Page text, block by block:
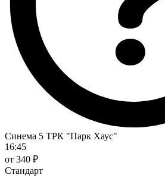
Синема 5 ТРК "Парк Хаус"
16:45
от 340 ₽
Стандарт